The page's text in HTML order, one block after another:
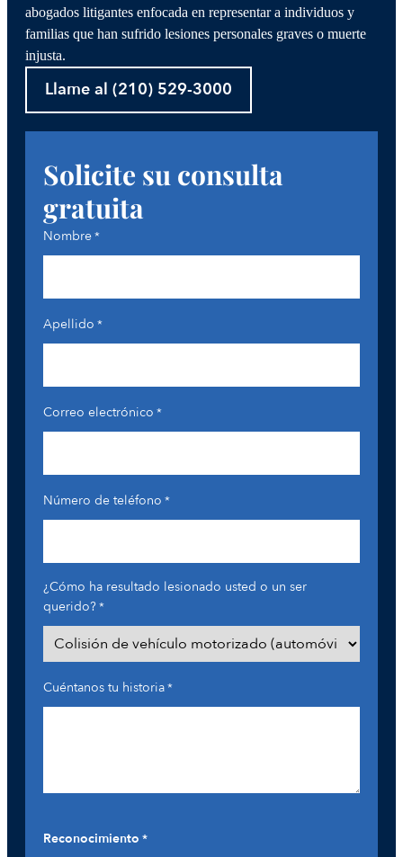
abogados litigantes enfocada en representar a individuos y
familias que han sufrido lesiones personales graves o muerte
injusta.
Llame al (210) 529-3000
Solicite su consulta
gratuita
Nombre*
Apellido *
Correo electrónico *
Número de teléfono *
¿Cómo ha resultado lesionado usted o un ser
querido?*
Cuéntanos tu historia*
Reconocimiento *